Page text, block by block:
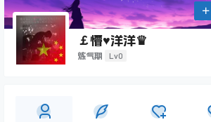
￡懵♥洋洋♛
炼气期 Lv0